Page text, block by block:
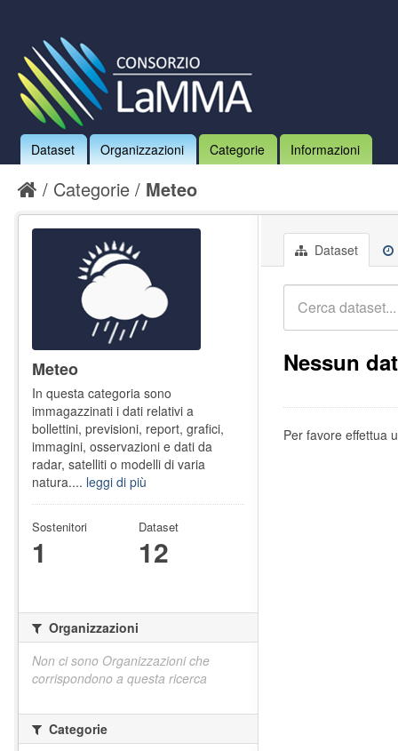
Dataset Organizzazioni Categorie Informazioni
Categorie Meteo
Dataset
Nessun
Per favore effettua
Meteo
In questa categoria sono
immagazzinati i dati relativi a
bollettini, previsioni, report, grafici,
immagini, osservazioni e dati da
radar, satelliti o modelli di varia
natura.... leggi di più
Sostenitori
1
Dataset
12
Organizzazioni
Non ci sono Organizzazioni che
corrispondono a questa ricerca
Categorie